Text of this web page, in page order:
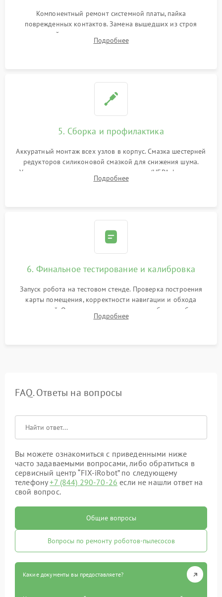
Компонентный ремонт системной платы, пайка
поврежденных контактов. Замена вышедших из строя
двигателей, изношенного аккумулятора, неисправного
лидара или помпы подачи воды. Восстановление шлейфов и
Подробнее
5. Сборка и профилактика
Аккуратный монтаж всех узлов в корпус. Смазка шестерней
редукторов силиконовой смазкой для снижения шума.
Установка новых расходных материалов (HEPA-фильтров,
микрофибры, щеток). Надежная фиксация разъемов и
Подробнее
6. Финальное тестирование и калибровка
Запуск робота на тестовом стенде. Проверка построения
карты помещения, корректности навигации и обхода
препятствий. Оценка силы всасывания и работы турбины.
Тестирование автоматического возврата на док-станцию и
Подробнее
FAQ. Ответы на вопросы
Вы можете ознакомиться с приведенными ниже
часто задаваемыми вопросами, либо обратиться в
сервисный центр “FIX-iRobot” по следующему
телефону+7 (844) 290-70-26 если не нашли ответ на
свой вопрос.
Общие вопросы
Вопросы по ремонту роботов-пылесосов
Какие документы вы предоставляете?